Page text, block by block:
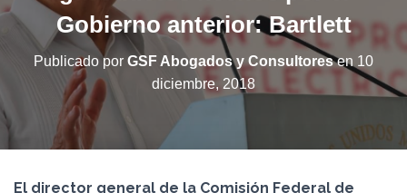
E
Gobierno anterior: Bartlett
Publicado por GSF Abogados y Consultoresen 10
diciembre, 2018
El director general de la Comisión Federal de